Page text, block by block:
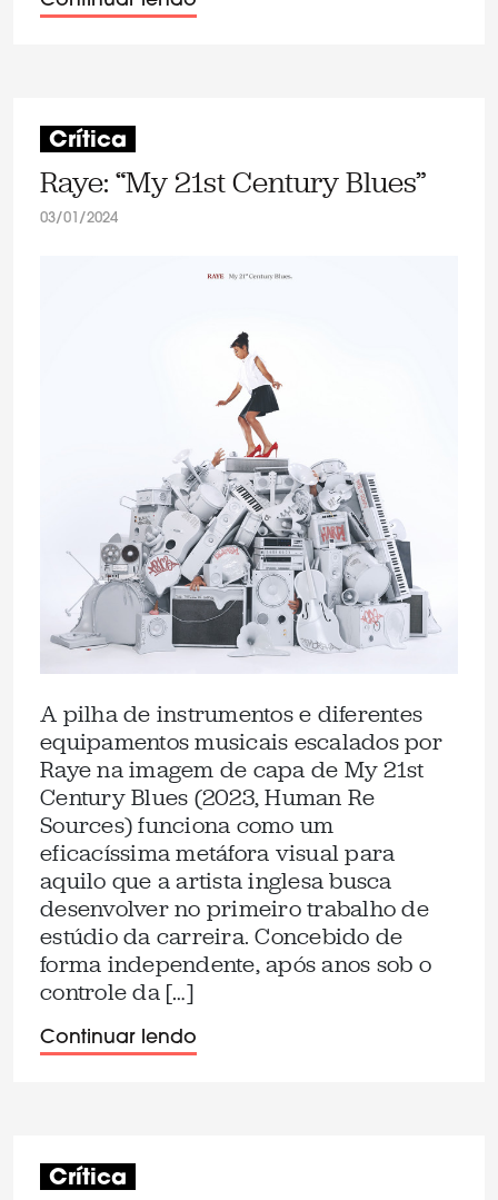
Crítica
Raye: “My 21st Century Blues”
03/01/2024
A pilha de instrumentos e diferentes
equipamentos musicais escalados por
Raye na imagem de capa de My 21st
Century Blues (2023, Human Re
Sources) funciona como um
eficacíssima metáfora visual para
aquilo que a artista inglesa busca
desenvolver no primeiro trabalho de
estúdio da carreira. Concebido de
forma independente, após anos sob o
controle da […]
Continuar lendo
Crítica